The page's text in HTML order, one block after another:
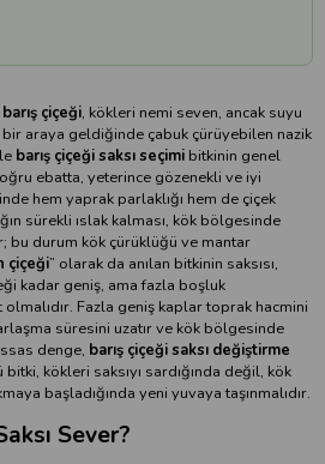
barış çiçeği, kökleri nemi seven, ancak suyu
araya geldiğinde çabuk çürüyebilen nazik
barış çiçeği saksı seçimi bitkinin genel
ebatta, yeterince gözenekli ve iyi
hem yaprak parlaklığı hem de çiçek
sürekli ıslak kalması, kök bölgesinde
bu durum kök çürüklüğü ve mantar
çiçeği” olarak da anılan bitkinin saksısı,
kadar geniş, ama fazla boşluk
Fazla geniş kaplar toprak hacmini
süresini uzatır ve kök bölgesinde
denge, barış çiçeği saksı değiştirme
kökleri saksıyı sardığında değil, kök
başladığında yeni yuvaya taşınmalıdır.
Sever?